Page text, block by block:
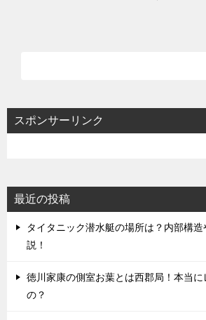
シスポンサーリンク
最近の投稿
タイタニック潜水艇の場所は？内部構
説！
徳川家康の側室お葉とは西郡局！本当
の？